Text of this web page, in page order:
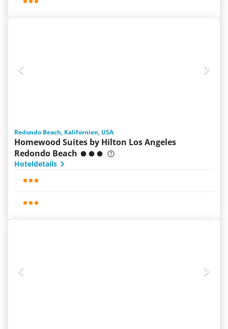
Redondo Beach, Kalifornien, USA
Homewood Suites by Hilton Los Angeles
Redondo Beach
Hoteldetails